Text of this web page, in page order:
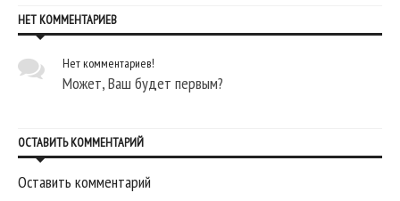
НЕТ КОММЕНТАРИЕВ
Нет комментариев!
Может, Ваш будет первым?
ОСТАВИТЬ КОММЕНТАРИЙ
Оставить комментарий